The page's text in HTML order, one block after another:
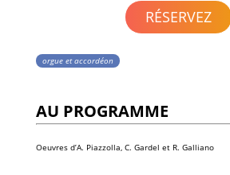
RÉSERVEZ
orgue et accordéon
AU PROGRAMME
Oeuvres d’A. Piazzolla, C. Gardel et R. Galliano